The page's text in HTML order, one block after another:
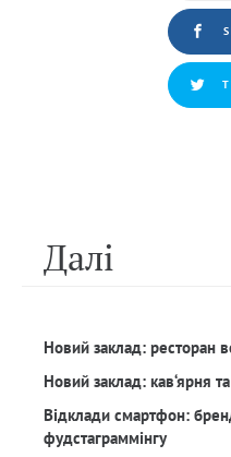
Далi
Новий заклад: ресторан
Новий заклад: кав‘ярня
Відклади смартфон:
фудстаграммінгу